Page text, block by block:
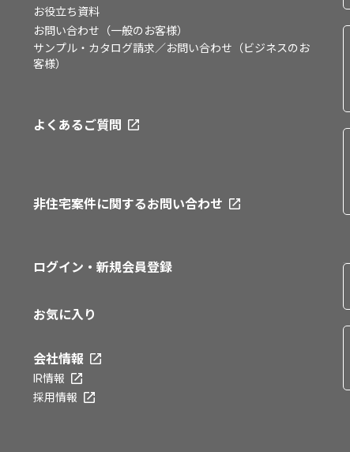
お役立ち資料
お問い合わせ（一般のお客様）
サンプル・カタログ請求／お問い合わせ（ビジネスのお
客様）
よくあるご質問
非住宅案件に関するお問い合わせ
ログイン・新規会員登録
お気に入り
会社情報
IR情報
採用情報